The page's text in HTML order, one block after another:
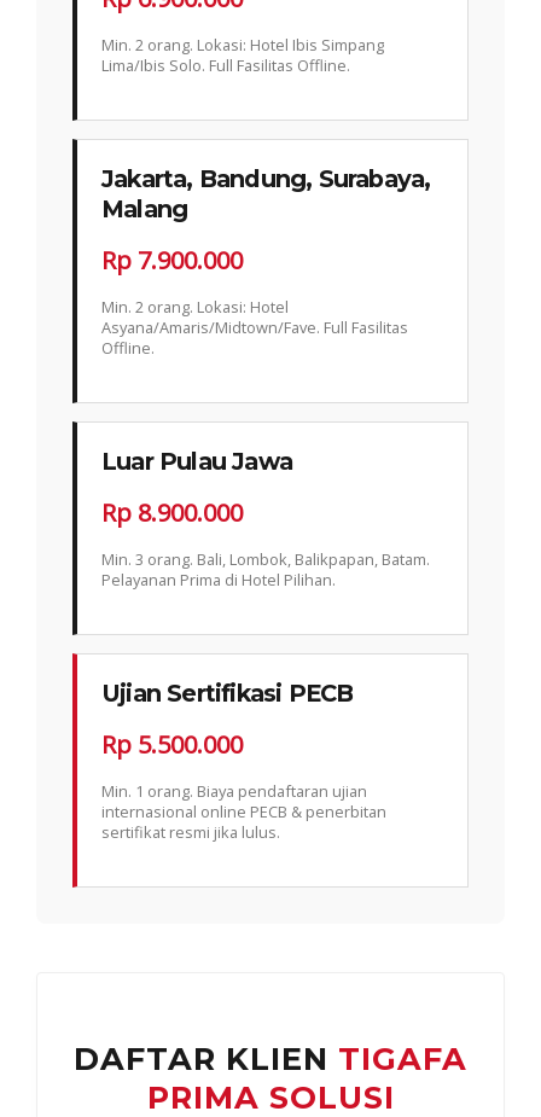
Min. 2 orang. Lokasi: Hotel Ibis Simpang
Lima/Ibis Solo. Full Fasilitas Offline.
Jakarta, Bandung, Surabaya,
Malang
Rp 7.900.000
Min. 2 orang. Lokasi: Hotel
Asyana/Amaris/Midtown/Fave. Full Fasilitas
Offline.
Luar Pulau Jawa
Rp 8.900.000
Min. 3 orang. Bali, Lombok, Balikpapan, Batam.
Pelayanan Prima di Hotel Pilihan.
Ujian Sertifikasi PECB
Rp 5.500.000
Min. 1 orang. Biaya pendaftaran ujian
internasional online PECB & penerbitan
sertifikat resmi jika lulus.
DAFTAR KLIEN TIGAFA
PRIMA SOLUSI